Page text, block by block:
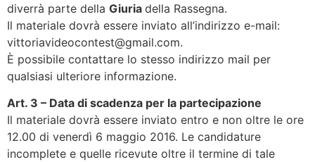
diverrà parte della Giuria della Rassegna.
Il materiale dovrà essere inviato all’indirizzo e-mail:
vittoriavideocontest@gmail.com.
È possibile contattare lo stesso indirizzo mail per
qualsiasi ulteriore informazione.
Art. 3 – Data di scadenza per la partecipazione
Il materiale dovrà essere inviato entro e non oltre le ore
12.00 di venerdì 6 maggio 2016. Le candidature
incomplete e quelle ricevute oltre il termine di tale